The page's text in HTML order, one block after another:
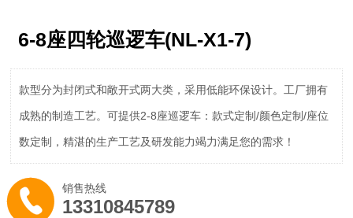
6-8座四轮巡逻车(NL-X1-7)
款型分为封闭式和敞开式两大类，采用低能环保设计。工厂拥有
成熟的制造工艺。可提供2-8座巡逻车：款式定制/颜色定制/座位
数定制，精湛的生产工艺及研发能力竭力满足您的需求！
销售热线
13310845789